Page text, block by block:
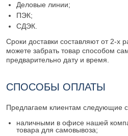
Деловые линии;
ПЭК;
СДЭК.
Сроки доставки составляют от 2-х
можете забрать товар способом
предварительно дату и время.
СПОСОБЫ ОПЛАТЫ
Предлагаем клиентам следующие
наличными в офисе нашей
товара для самовывоза;